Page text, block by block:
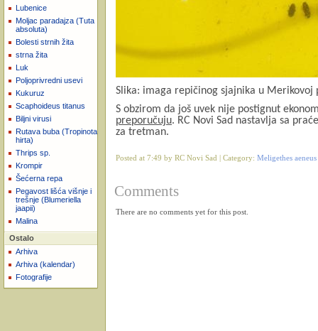
Lubenice
Moljac paradajza (Tuta
absoluta)
Bolesti strnih žita
strna žita
Luk
Poljoprivredni usevi
Kukuruz
Scaphoideus titanus
Biljni virusi
Rutava buba (Tropinota
hirta)
Thrips sp.
Krompir
Šećerna repa
Pegavost lišća višnje i
trešnje (Blumeriella
jaapii)
Malina
Ostalo
Arhiva
Arhiva (kalendar)
Fotografije
Slika: imaga repičinog sjajnika u Merikovoj
S obzirom da još uvek nije postignut
preporučuju. RC Novi Sad nastavlja sa
za tretman.
Posted at 7:49 by RC Novi Sad | Category: Meligethes
Comments
There are no comments yet for this post.